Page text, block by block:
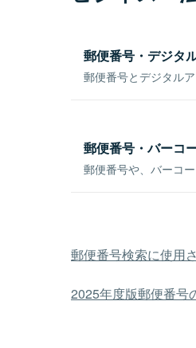
郵便番号・デジタ
郵便番号とデジタル
郵便番号・バーコ
郵便番号や、バーコ
郵便番号検索に使用
2025年度版郵便番号